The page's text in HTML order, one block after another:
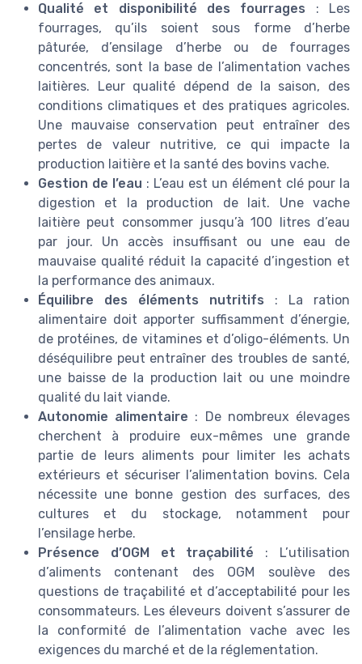
Qualité et disponibilité des fourrages : Les
fourrages, qu’ils soient sous forme d’herbe
pâturée, d’ensilage d’herbe ou de fourrages
concentrés, sont la base de l’alimentation vaches
laitières. Leur qualité dépend de la saison, des
conditions climatiques et des pratiques agricoles.
Une mauvaise conservation peut entraîner des
pertes de valeur nutritive, ce qui impacte la
production laitière et la santé des bovins vache.
Gestion de l’eau : L’eau est un élément clé pour la
digestion et la production de lait. Une vache
laitière peut consommer jusqu’à 100 litres d’eau
par jour. Un accès insuffisant ou une eau de
mauvaise qualité réduit la capacité d’ingestion et
la performance des animaux.
Équilibre des éléments nutritifs : La ration
alimentaire doit apporter suffisamment d’énergie,
de protéines, de vitamines et d’oligo-éléments. Un
déséquilibre peut entraîner des troubles de santé,
une baisse de la production lait ou une moindre
qualité du lait viande.
Autonomie alimentaire : De nombreux élevages
cherchent à produire eux-mêmes une grande
partie de leurs aliments pour limiter les achats
extérieurs et sécuriser l’alimentation bovins. Cela
nécessite une bonne gestion des surfaces, des
cultures et du stockage, notamment pour
l’ensilage herbe.
Présence d’OGM et traçabilité : L’utilisation
d’aliments contenant des OGM soulève des
questions de traçabilité et d’acceptabilité pour les
consommateurs. Les éleveurs doivent s’assurer de
la conformité de l’alimentation vache avec les
exigences du marché et de la réglementation.